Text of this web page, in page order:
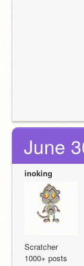
June
inoking
Scratcher
1000+ posts